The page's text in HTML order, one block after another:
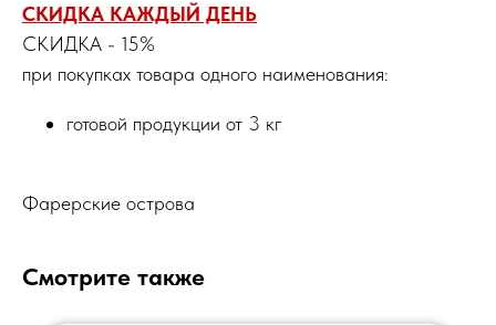
СКИДКА КАЖДЫЙ ДЕНЬ
СКИДКА - 15%
при покупках товара одного наименования:
готовой продукции от 3 кг
Фарерские острова
Смотрите также